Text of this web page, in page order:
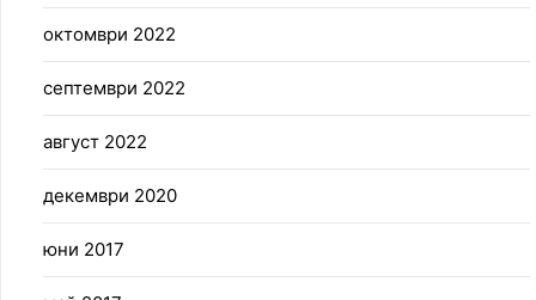
октомври 2022
септември 2022
август 2022
декември 2020
юни 2017